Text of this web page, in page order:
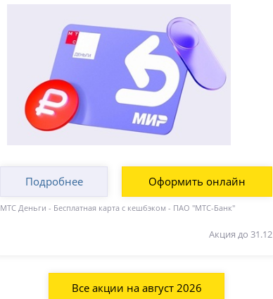
Подробнее Оформить онлайн
МТС Деньги - Бесплатная карта с кешбэком - ПАО "МТС-Банк"
Акция до 31.12
Все акции на август 2026